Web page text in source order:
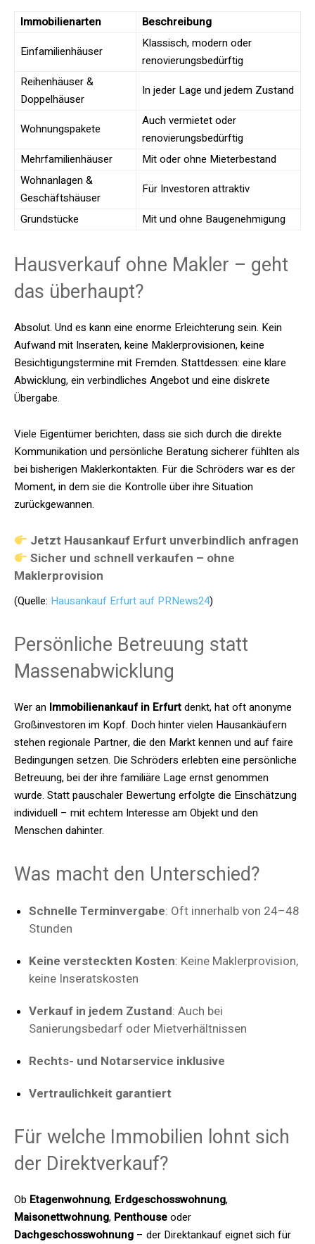
Immobilienarten
Beschreibung
Einfamilienhäuser
Klassisch, modern oder
renovierungsbedürftig
Reihenhäuser &
Doppelhäuser
In jeder Lage und jedem Zustand
Wohnungspakete
Auch vermietet oder
renovierungsbedürftig
Mehrfamilienhäuser
Mit oder ohne Mieterbestand
Wohnanlagen &
Geschäftshäuser
Für Investoren attraktiv
Grundstücke
Mit und ohne Baugenehmigung
Hausverkauf ohne Makler – geht
das überhaupt?
Absolut. Und es kann eine enorme Erleichterung sein. Kein
Aufwand mit Inseraten, keine Maklerprovisionen, keine
Besichtigungstermine mit Fremden. Stattdessen: eine klare
Abwicklung, ein verbindliches Angebot und eine diskrete
Übergabe.
Viele Eigentümer berichten, dass sie sich durch die direkte
Kommunikation und persönliche Beratung sicherer fühlten als
bei bisherigen Maklerkontakten. Für die Schröders war es der
Moment, in dem sie die Kontrolle über ihre Situation
zurückgewannen.
Jetzt Hausankauf Erfurt unverbindlich anfragen
Sicher und schnell verkaufen – ohne
Maklerprovision
(Quelle: Hausankauf Erfurt auf PRNews24)
Persönliche Betreuung statt
Massenabwicklung
Wer an Immobilienankauf in Erfurtdenkt, hat oft anonyme
Großinvestoren im Kopf. Doch hinter vielen Hausankäufern
stehen regionale Partner, die den Markt kennen und auf faire
Bedingungen setzen. Die Schröders erlebten eine persönliche
Betreuung, bei der ihre familiäre Lage ernst genommen
wurde. Statt pauschaler Bewertung erfolgte die Einschätzung
individuell – mit echtem Interesse am Objekt und den
Menschen dahinter.
Was macht den Unterschied?
Schnelle Terminvergabe: Oft innerhalb von 24–48
Stunden
Keine versteckten Kosten: Keine Maklerprovision,
keine Inseratskosten
Verkauf in jedem Zustand: Auch bei
Sanierungsbedarf oder Mietverhältnissen
Rechts- und Notarservice inklusive
Vertraulichkeit garantiert
Für welche Immobilien lohnt sich
der Direktverkauf?
Ob Etagenwohnung, Erdgeschosswohnung,
Maisonettwohnung, Penthouseoder
Dachgeschosswohnung – der Direktankauf eignet sich für